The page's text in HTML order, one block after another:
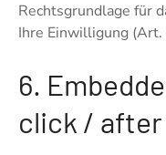
Rechtsgrundlage für
Ihre Einwilligung
6.
click /